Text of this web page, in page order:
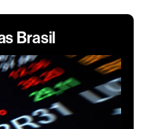
Brasil